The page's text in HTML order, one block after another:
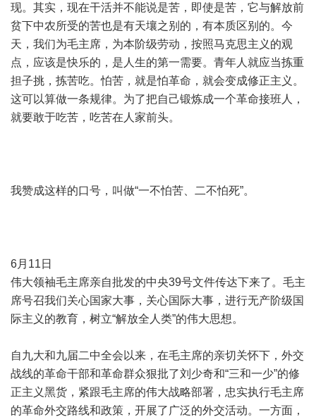
现。其实，现在干活并不能说是苦，即使是苦，它与解放前
贫下中农所受的苦也是有天壤之别的，有本质区别的。今
天，我们为毛主席，为本阶级劳动，按照马克思主义的观
点，应该是快乐的，是人生的第一需要。青年人就应当拣重
担子挑，拣苦吃。怕苦，就是怕革命，就会变成修正主义。
这可以算做一条规律。为了把自己锻炼成一个革命接班人，
就要敢于吃苦，吃苦在人家前头。
我赞成这样的口号，叫做“一不怕苦、二不怕死”。
6月11日
伟大领袖毛主席亲自批发的中央39号文件传达下来了。毛主
席号召我们关心国家大事，关心国际大事，进行无产阶级国
际主义的教育，树立“解放全人类”的伟大思想。
自九大和九届二中全会以来，在毛主席的亲切关怀下，外交
战线的革命干部和革命群众狠批了刘少奇和“三和一少”的修
正主义黑货，紧跟毛主席的伟大战略部署，忠实执行毛主席
的革命外交路线和政策，开展了广泛的外交活动。一方面，